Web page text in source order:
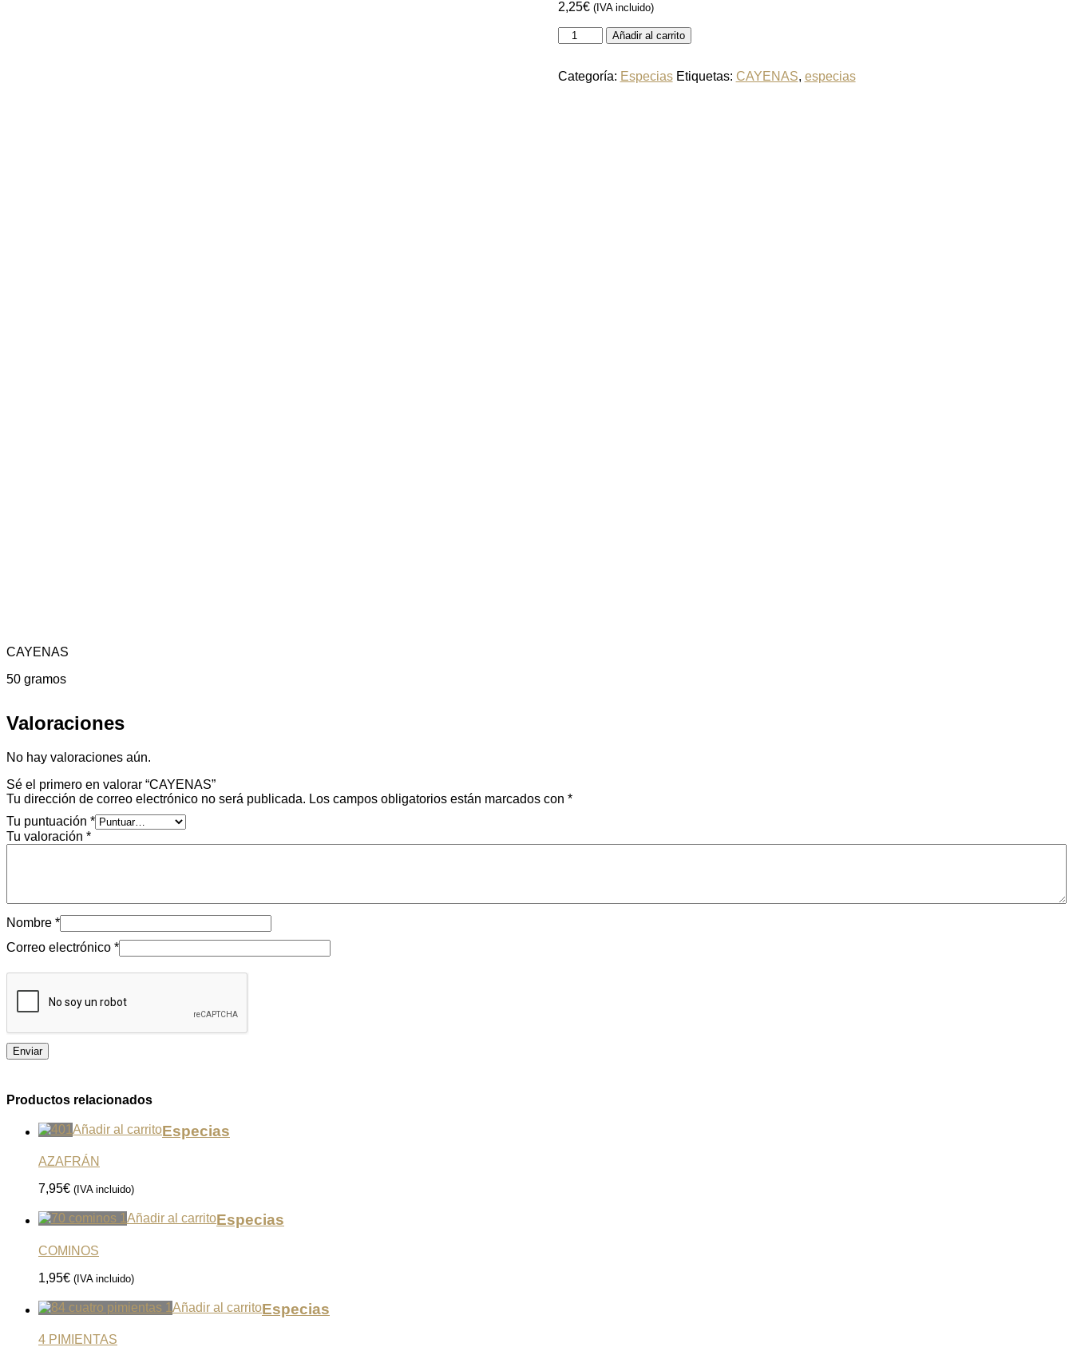
2,25€ (IVA incluido)
Añadir al carrito
Categoría: Especias Etiquetas: CAYENAS, especias
CAYENAS
50 gramos
Valoraciones
No hay valoraciones aún.
Sé el primero en valorar “CAYENAS”
Tu dirección de correo electrónico no será publicada. Los campos obligatorios están marcados con *
Tu puntuación *
Tu valoración *
Nombre *
Correo electrónico *
Productos relacionados
Añadir al carritoEspecias
AZAFRÁN
7,95€ (IVA incluido)
Añadir al carritoEspecias
COMINOS
1,95€ (IVA incluido)
Añadir al carritoEspecias
4 PIMIENTAS